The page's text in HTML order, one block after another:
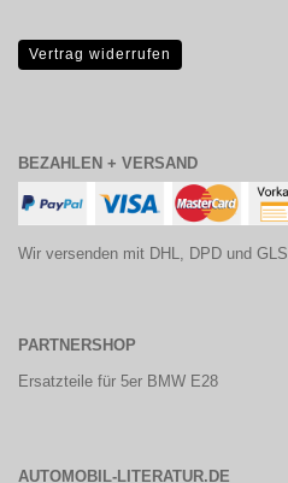
Vertrag widerrufen
BEZAHLEN + VERSAND
Wir versenden mit DHL, DPD und GLS.
PARTNERSHOP
Ersatzteile für 5er BMW E28
AUTOMOBIL-LITERATUR.DE